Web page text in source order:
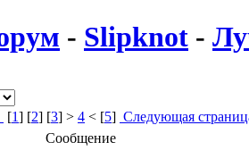
- Slipknot -
[1] [2] [3] > 4 < [5] Следующая
Сообщение